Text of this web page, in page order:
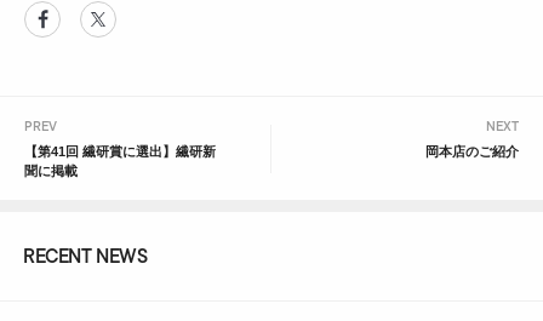
Facebook
PREV
【第41回 繊研賞に選出】繊研新
聞に掲載
NEXT
岡本店のご紹介
RECENT NEWS